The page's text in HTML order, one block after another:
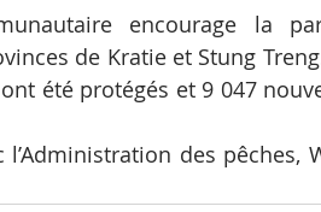
encourage la
de Kratie et Stung
été protégés et 9 047
des pêches,